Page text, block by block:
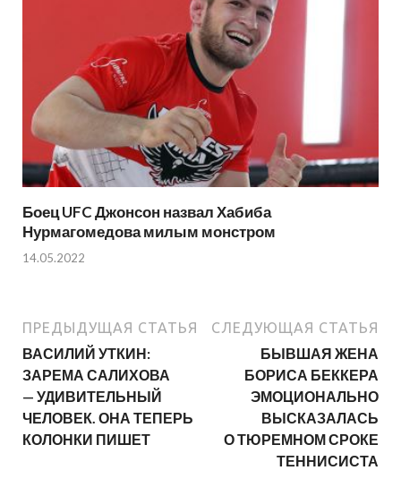
Боец UFC Джонсон назвал Хабиба
Нурмагомедова милым монстром
14.05.2022
ПРЕДЫДУЩАЯ СТАТЬЯ
ВАСИЛИЙ УТКИН:
ЗАРЕМА САЛИХОВА
— УДИВИТЕЛЬНЫЙ
ЧЕЛОВЕК. ОНА ТЕПЕРЬ
КОЛОНКИ ПИШЕТ
СЛЕДУЮЩАЯ СТАТЬЯ
БЫВШАЯ ЖЕНА
БОРИСА БЕККЕРА
ЭМОЦИОНАЛЬНО
ВЫСКАЗАЛАСЬ
О ТЮРЕМНОМ СРОКЕ
ТЕННИСИСТА